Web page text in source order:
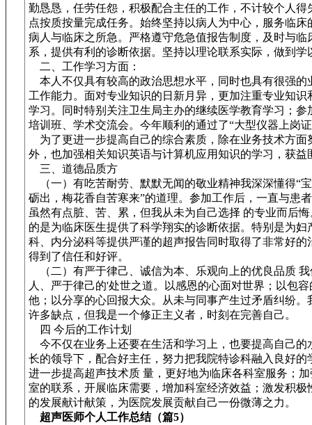
勤恳恳，任劳任怨，积极配合主任的工作，不计较个人得
点按质按量完成任务。始终坚持以病人为中心，服务临床
病人与临床之所急。严格遵守危急值报告制度，及时与临
系，提供有利的诊断依据。坚持以理论联系实际，做到学
二、工作学习方面：
本人不仅具有较高的政治思想水平，同时也具有很强的
工作能力。面对专业知识的日新月异，更加注重专业知识
学习。同时特别关注卫生局主办的继续医学教育学习；参
培训班、学术交流会。今年顺利的通过了“大型仪器上岗
为了更进一步提高自己的综合素质，除在业务技术方面
外，也加强相关知识英语与计算机应用知识的学习，获益
三、道德品质方
（一）有吃苦耐劳、默默无闻的敬业精神我深深懂得“
砺出，梅花香自苦寒来”的道理。参加工作后，一直与患
虽然有点脏、苦、累，但我从未为自己选择 的专业而后
的是为临床医生提供了科学翔实的诊断依据。特别是为妇
科、内分泌科等提供严谨的超声报告同时取得了非常好的
得到了信任和好评。
（二）有严于律己、诚信为本、乐观向上的优良品质
人、严于律己的'处世之道。以感恩的心面对世界；以包
他；以分享的心回报大众。从未与同事产生过矛盾纠纷。
许多缺点，但我是一个修正主义者，时刻在完善自己。
四 今后的工作计划
今不仅在业务上还要在生活和学习上，也要提高自己的
长的领导下，配合好主任，努力把我院特诊科融入良好的
进一步提高超声技术质 量，更好地为临床各科室服务；
室的联系，开展临床需要，增加科室经济效益；激发积极
的发展献计献策，为医院发展贡献自己一份微薄之力。
超声医师个人工作总结（篇5）